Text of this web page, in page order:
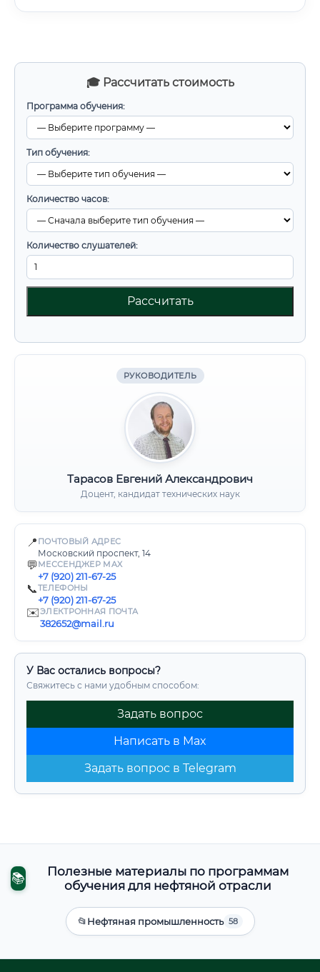
🎓 Рассчитать стоимость
Программа обучения:
Тип обучения:
Количество часов:
Количество слушателей:
Рассчитать
РУКОВОДИТЕЛЬ
Тарасов Евгений Александрович
Доцент, кандидат технических наук
📍 ПОЧТОВЫЙ АДРЕС
Московский проспект, 14
💬 МЕССЕНДЖЕР MAX
+7 (920) 211-67-25
📞ТЕЛЕФОНЫ
+7 (920) 211-67-25
✉️ЭЛЕКТРОННАЯ ПОЧТА
382652@mail.ru
У Вас остались вопросы?
Свяжитесь с нами удобным способом:
Задать вопрос
Написать в Max
Задать вопрос в Telegram
📚
Полезные материалы по программам
обучения для нефтяной отрасли
📂Нефтяная промышленность 58